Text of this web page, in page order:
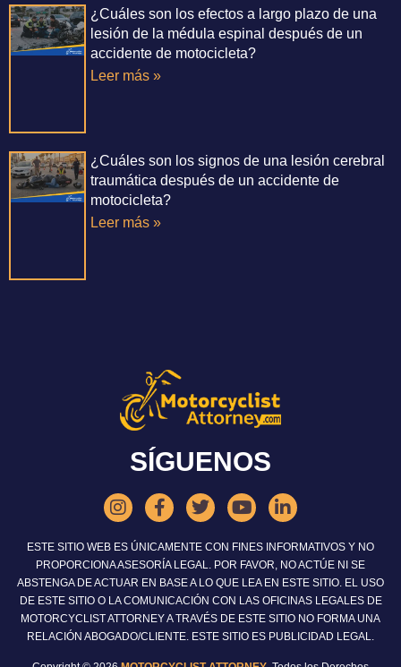
¿Cuáles son los efectos a largo plazo de una
lesión de la médula espinal después de un
accidente de motocicleta?
Leer más »
¿Cuáles son los signos de una lesión cerebral
traumática después de un accidente de
motocicleta?
Leer más »
SÍGUENOS
ESTE SITIO WEB ES ÚNICAMENTE CON FINES INFORMATIVOS Y NO
PROPORCIONA ASESORÍA LEGAL. POR FAVOR, NO ACTÚE NI SE
ABSTENGA DE ACTUAR EN BASE A LO QUE LEA EN ESTE SITIO. EL USO
DE ESTE SITIO O LA COMUNICACIÓN CON LAS OFICINAS LEGALES DE
MOTORCYCLIST ATTORNEY A TRAVÉS DE ESTE SITIO NO FORMA UNA
RELACIÓN ABOGADO/CLIENTE. ESTE SITIO ES PUBLICIDAD LEGAL.